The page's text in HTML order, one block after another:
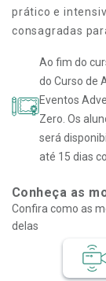
prático e
consagradas
Ao fim do
do Curso de
Eventos
Zero. Os
será
até 15 dias
Conheça as
Confira como as
delas